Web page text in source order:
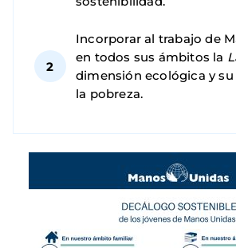
Incorporar al trabajo de
en todos sus ámbitos la
dimensión ecológica y
la pobreza.